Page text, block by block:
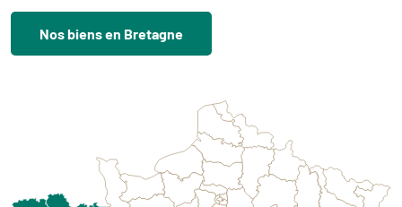
Nos biens en Bretagne